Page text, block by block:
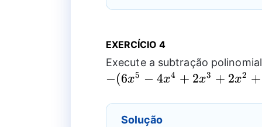
EXERCÍCIO 4
Execute a subtração
−(6x5 − 4x4 + 2x3 + 2x2 +
Solução